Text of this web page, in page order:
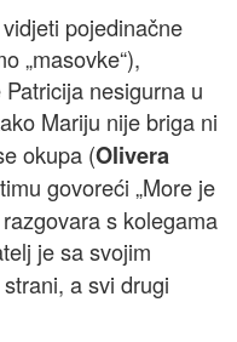
pojedinačne
„masovke“),
nesigurna u
Mariju nije briga ni
okupa (Olivera
govoreći „More je
s kolegama
je sa svojim
a svi drugi